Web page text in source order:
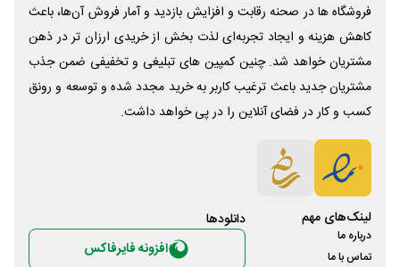
فروشگاه ها در صحنه رقابت و افزایش بازدید و آمار فروش آن‌ها، باعث
کاهش هزینه و ایجاد تجربه‌ای لذت بخش از خریدی ارزان تر در ذهن
مشتریان خواهد شد. چنین کمپین های تبلیغی و تخفیفی ضمن جذب
مشتریان جدید باعث ترغیب کاربر به خرید مجدد شده و توسعه و رونق
کسب و کار در فضای آنلاین را در پی خواهد داشت.
لینک‌های مهم
درباره ما
تماس با ما
دانلود‌ها
افزونه فایرفاکس